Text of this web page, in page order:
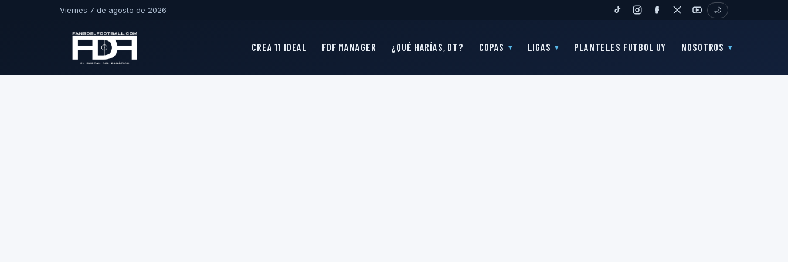
Viernes 7 de agosto de 2026
TIKTOKINSTAGRAM
FANPAGETWITTERYOUTUBE
🌙
CREA 11 IDEAL FDF MANAGER ¿QUÉ HARÍAS, DT? COPAS LIGAS PLANTELES FUTBOL UY NOSOTROS